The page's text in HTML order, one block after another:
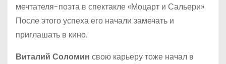
мечтателя-поэта в спектакле «Моцарт и Сальери».
После этого успеха его начали замечать и
приглашать в кино.
Виталий Соломин свою карьеру тоже начал в